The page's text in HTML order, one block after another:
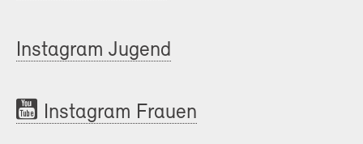
Instagram Jugend
Instagram Frauen